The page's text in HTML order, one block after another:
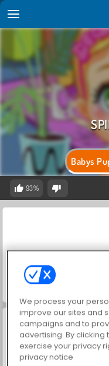
Babys
93%
We process your
improve our sites and
campaigns and to
advertising. By clicking
exercise your privacy
privacy notice